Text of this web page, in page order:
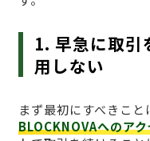
1. 早急に取引
用しない
まず最初にすべきこと
BLOCKNOVAへのア